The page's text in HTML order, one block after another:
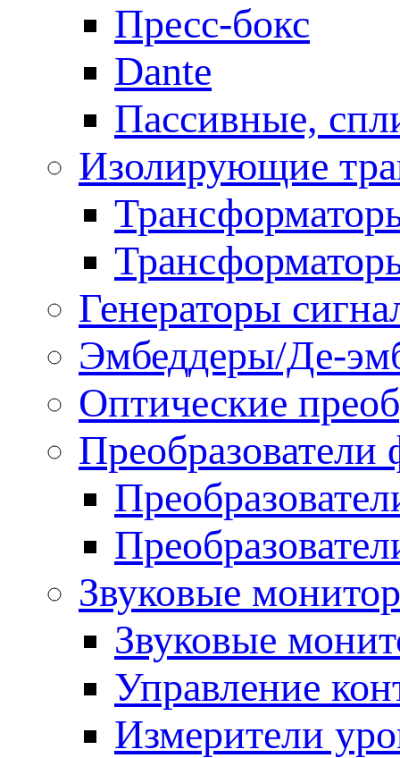
Пресс-бокс
Dante
Пассивные,
Изолирующие
Генераторы
Эмбеддеры/Де-
Оптические
Преобразователи
Звуковые
Звуковые
Управление
Измерители